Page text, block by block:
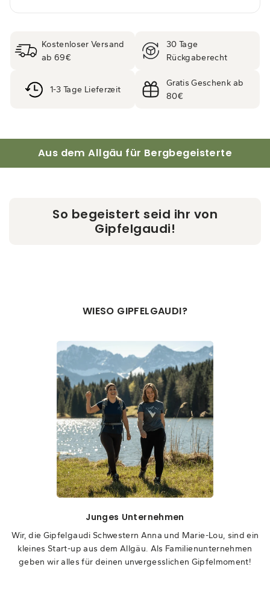
Kostenloser Versand
ab 69€
30 Tage
Rückgaberecht
1-3 Tage Lieferzeit
Gratis Geschenk ab
80€
Aus dem Allgäu für Bergbegeisterte
So begeistert seid ihr von
Gipfelgaudi!
WIESO GIPFELGAUDI?
Junges Unternehmen
Wir, die Gipfelgaudi Schwestern Anna und Marie-Lou, sind ein
kleines Start-up aus dem Allgäu. Als Familienunternehmen
geben wir alles für deinen unvergesslichen Gipfelmoment!